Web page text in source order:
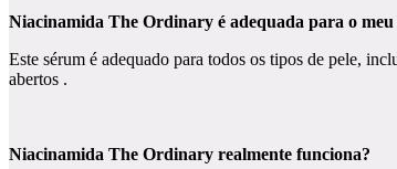
Niacinamida The Ordinary é adequada para o meu
Este sérum é adequado para todos os tipos de pele,
abertos .
Niacinamida The Ordinary realmente funciona?